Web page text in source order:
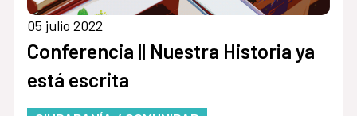
05 julio 2022
Conferencia || Nuestra Historia ya
está escrita